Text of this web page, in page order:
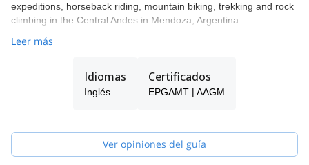
expeditions, horseback riding, mountain biking, trekking and rock
climbing in the Central Andes in Mendoza, Argentina.
Leer más
Idiomas
Inglés
Certificados
EPGAMT | AAGM
Ver opiniones del guía